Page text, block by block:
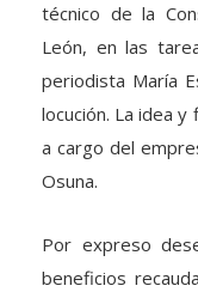
técnico de la
León, en las
periodista María
locución. La idea
a cargo del
Osuna.
Por expreso
beneficios